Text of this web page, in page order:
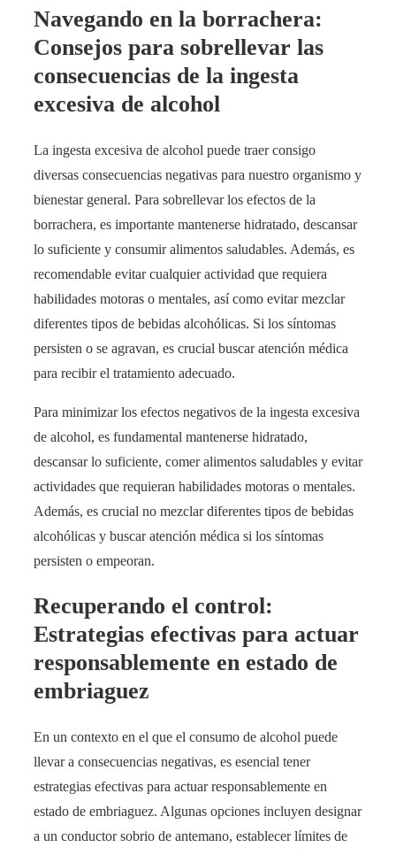
Navegando en la borrachera:
Consejos para sobrellevar las
consecuencias de la ingesta
excesiva de alcohol
La ingesta excesiva de alcohol puede traer consigo
diversas consecuencias negativas para nuestro organismo y
bienestar general. Para sobrellevar los efectos de la
borrachera, es importante mantenerse hidratado, descansar
lo suficiente y consumir alimentos saludables. Además, es
recomendable evitar cualquier actividad que requiera
habilidades motoras o mentales, así como evitar mezclar
diferentes tipos de bebidas alcohólicas. Si los síntomas
persisten o se agravan, es crucial buscar atención médica
para recibir el tratamiento adecuado.
Para minimizar los efectos negativos de la ingesta excesiva
de alcohol, es fundamental mantenerse hidratado,
descansar lo suficiente, comer alimentos saludables y evitar
actividades que requieran habilidades motoras o mentales.
Además, es crucial no mezclar diferentes tipos de bebidas
alcohólicas y buscar atención médica si los síntomas
persisten o empeoran.
Recuperando el control:
Estrategias efectivas para actuar
responsablemente en estado de
embriaguez
En un contexto en el que el consumo de alcohol puede
llevar a consecuencias negativas, es esencial tener
estrategias efectivas para actuar responsablemente en
estado de embriaguez. Algunas opciones incluyen designar
a un conductor sobrio de antemano, establecer límites de